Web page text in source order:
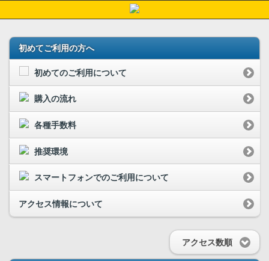
初めてご利用の方へ
初めてのご利用について
購入の流れ
各種手数料
推奨環境
スマートフォンでのご利用について
アクセス情報について
アクセス数順